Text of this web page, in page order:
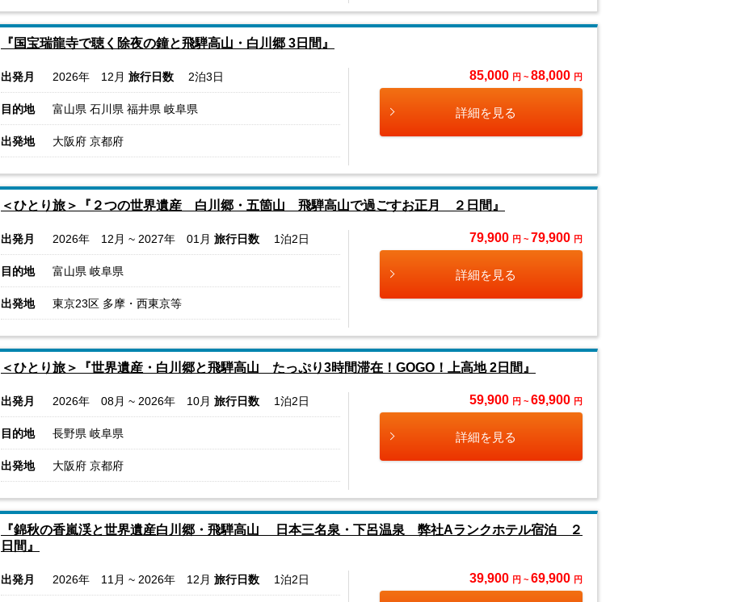
『国宝瑞龍寺で聴く除夜の鐘と飛騨高山・白川郷 3日間』
出発月 2026年 12月 旅行日数 2泊3日
目的地 富山県 石川県 福井県 岐阜県
出発地 大阪府 京都府
85,000 円 ~ 88,000 円
詳細を見る
＜ひとり旅＞『２つの世界遺産 白川郷・五箇山 飛騨高山で過ごすお正月 ２日間』
出発月 2026年 12月 ~ 2027年 01月 旅行日数 1泊2日
目的地 富山県 岐阜県
出発地 東京23区 多摩・西東京等
79,900 円 ~ 79,900 円
詳細を見る
＜ひとり旅＞『世界遺産・白川郷と飛騨高山 たっぷり3時間滞在！GOGO！上高地 2日間』
出発月 2026年 08月 ~ 2026年 10月 旅行日数 1泊2日
目的地 長野県 岐阜県
出発地 大阪府 京都府
59,900 円 ~ 69,900 円
詳細を見る
『錦秋の香嵐渓と世界遺産白川郷・飛騨高山 日本三名泉・下呂温泉 弊社Aランクホテル宿泊 ２
日間』
出発月 2026年 11月 ~ 2026年 12月 旅行日数 1泊2日 39,900 円 ~ 69,900 円